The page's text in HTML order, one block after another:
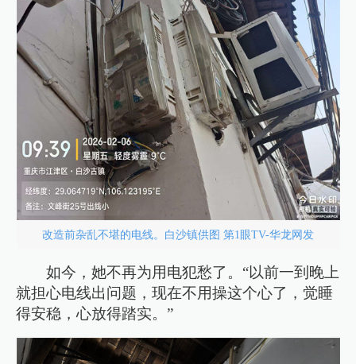
改造前杂乱不堪的电线。白沙镇供图 第1眼TV-华龙网发
如今，她不再为用电犯愁了。“以前一到晚上
就担心电线出问题，现在不用操这个心了，觉睡
得安稳，心放得踏实。”